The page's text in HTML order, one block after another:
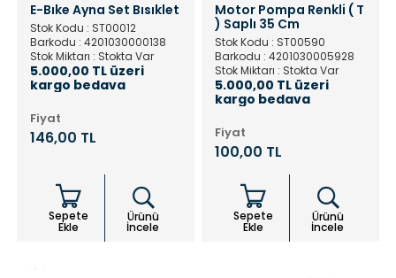
E-Bıke Ayna Set Bısıklet
Stok Kodu : ST00012
Barkodu : 4201030000138
Stok Miktarı : Stokta Var
5.000,00 TL üzeri
kargo bedava
Fiyat
146,00 TL
Sepete
Ekle
Ürünü
İncele
Motor Pompa Renkli ( T
) Saplı 35 Cm
Stok Kodu : ST00590
Barkodu : 4201030005928
Stok Miktarı : Stokta Var
5.000,00 TL üzeri
kargo bedava
Fiyat
100,00 TL
Sepete
Ekle
Ürünü
İncele